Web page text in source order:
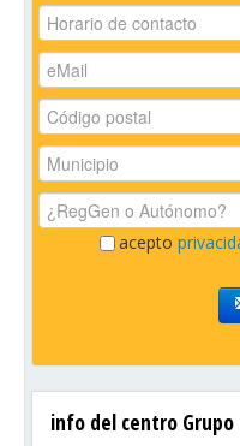
acepto
info del centro